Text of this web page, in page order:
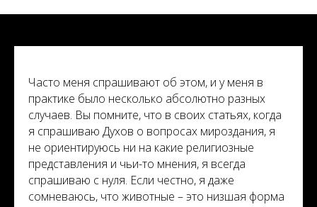
Часто меня спрашивают об этом, и у меня в
практике было несколько абсолютно разных
случаев. Вы помните, что в своих статьях, когда
я спрашиваю Духов о вопросах мироздания, я
не ориентируюсь ни на какие религиозные
представления и чьи-то мнения, я всегда
спрашиваю с нуля. Если честно, я даже
сомневаюсь, что животные – это низшая форма